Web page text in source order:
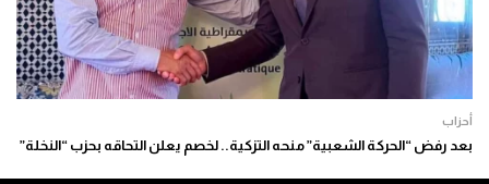
أحزاب
بعد رفض “الحركة الشعبية” منحه التزكية.. لخصم يعلن التحاقه بحزب “النخلة”